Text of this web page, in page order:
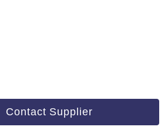
Contact Supplier